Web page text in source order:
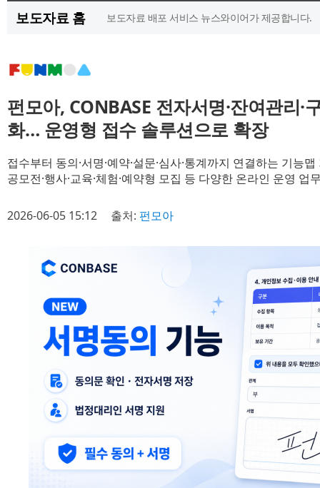
보도자료 홈 보도자료 배포 서비스 뉴스와이어가 제공합니다.
펀모아, CONBASE 전자서명·잔여관리·
화… 운영형 접수 솔루션으로 확장
접수부터 동의·서명·예약·설문·심사·통계까지 연결하는 기능
공모전·행사·교육·체험·예약형 모집 등 다양한 온라인 운영 업
2026-06-05 15:12 출처: 펀모아